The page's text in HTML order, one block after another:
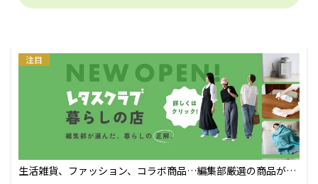
注目
生活雑貨、ファッション、コラボ商品…編集部厳選の商品が買